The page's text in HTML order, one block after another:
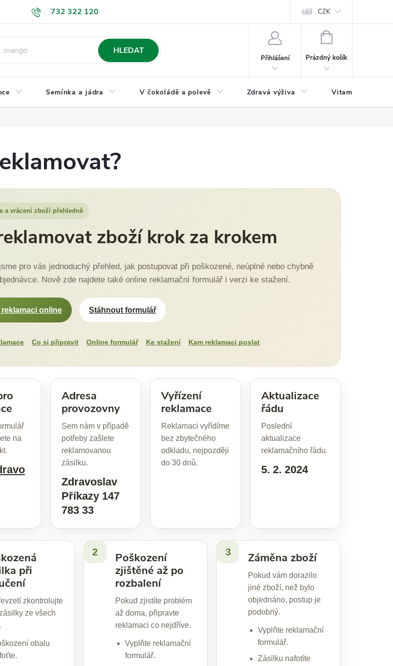
732 322 120
a ochrana osobních údajů Jak nakupovat Formulář pro odstoupení od
CZK
HLEDAT
Přihlášení
NÁKUPNÍ
Prázdný košík
Semínka a jádra V čokoládě a polevě Zdravá výživa Vitamíny a
a vrácení zboží přehledně
zboží krok za krokem
pro vás jednoduchý přehled, jak postupovat při poškozené, neúplné nebo chybně
Nově zde najdete také online reklamační formulář i verzi ke stažení.
online Stáhnout formulář
Co si připravit Online formulář Ke stažení Kam reklamaci poslat
na
Adresa
provozovny
Sem nám v případě
potřeby zašlete
reklamovanou
zásilku.
Zdravoslav
Příkazy 147
783 33
Vyřízení
reklamace
Reklamaci vyřídíme
bez zbytečného
odkladu, nejpozději
do 30 dnů.
Aktualizace
řádu
Poslední
aktualizace
reklamačního řádu.
5. 2. 2024
při
zkontrolujte
ze všech
obalu
2
Poškození
zjištěné až po
rozbalení
Pokud zjistíte problém
až doma, připravte
reklamaci co nejdříve.
Vyplňte reklamační
formulář.
3 Záměna zboží
Pokud vám dorazilo
jiné zboží, než bylo
objednáno, postup je
podobný.
Vyplňte reklamační
formulář.
Zásilku nafotíte